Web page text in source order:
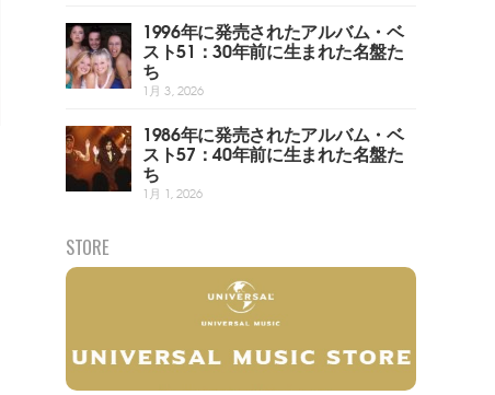
1996年に発売されたアルバム・ベ
スト51：30年前に生まれた名盤た
ち
1月 3, 2026
1986年に発売されたアルバム・ベ
スト57：40年前に生まれた名盤た
ち
1月 1, 2026
STORE